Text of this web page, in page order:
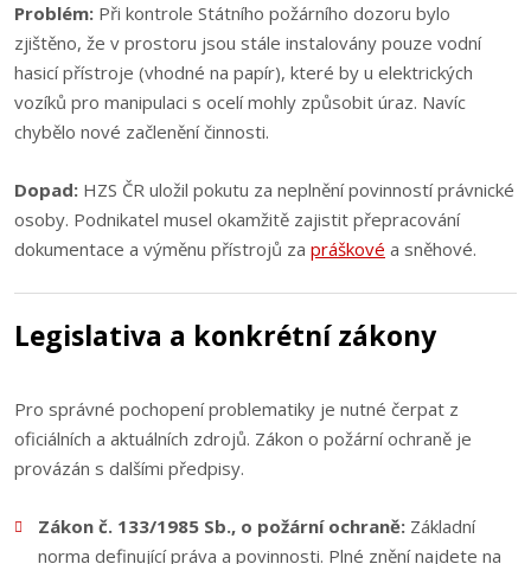
Problém: Při kontrole Státního požárního dozoru bylo
zjištěno, že v prostoru jsou stále instalovány pouze vodní
hasicí přístroje (vhodné na papír), které by u elektrických
vozíků pro manipulaci s ocelí mohly způsobit úraz. Navíc
chybělo nové začlenění činnosti.
Dopad: HZS ČR uložil pokutu za neplnění povinností právnické
osoby. Podnikatel musel okamžitě zajistit přepracování
dokumentace a výměnu přístrojů za práškové a sněhové.
Legislativa a konkrétní zákony
Pro správné pochopení problematiky je nutné čerpat z
oficiálních a aktuálních zdrojů. Zákon o požární ochraně je
provázán s dalšími předpisy.
Zákon č. 133/1985 Sb., o požární ochraně:Základní
norma definující práva a povinnosti. Plné znění najdete na